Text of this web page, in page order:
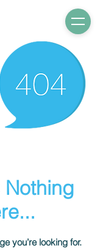
Nothing
you’re looking for.